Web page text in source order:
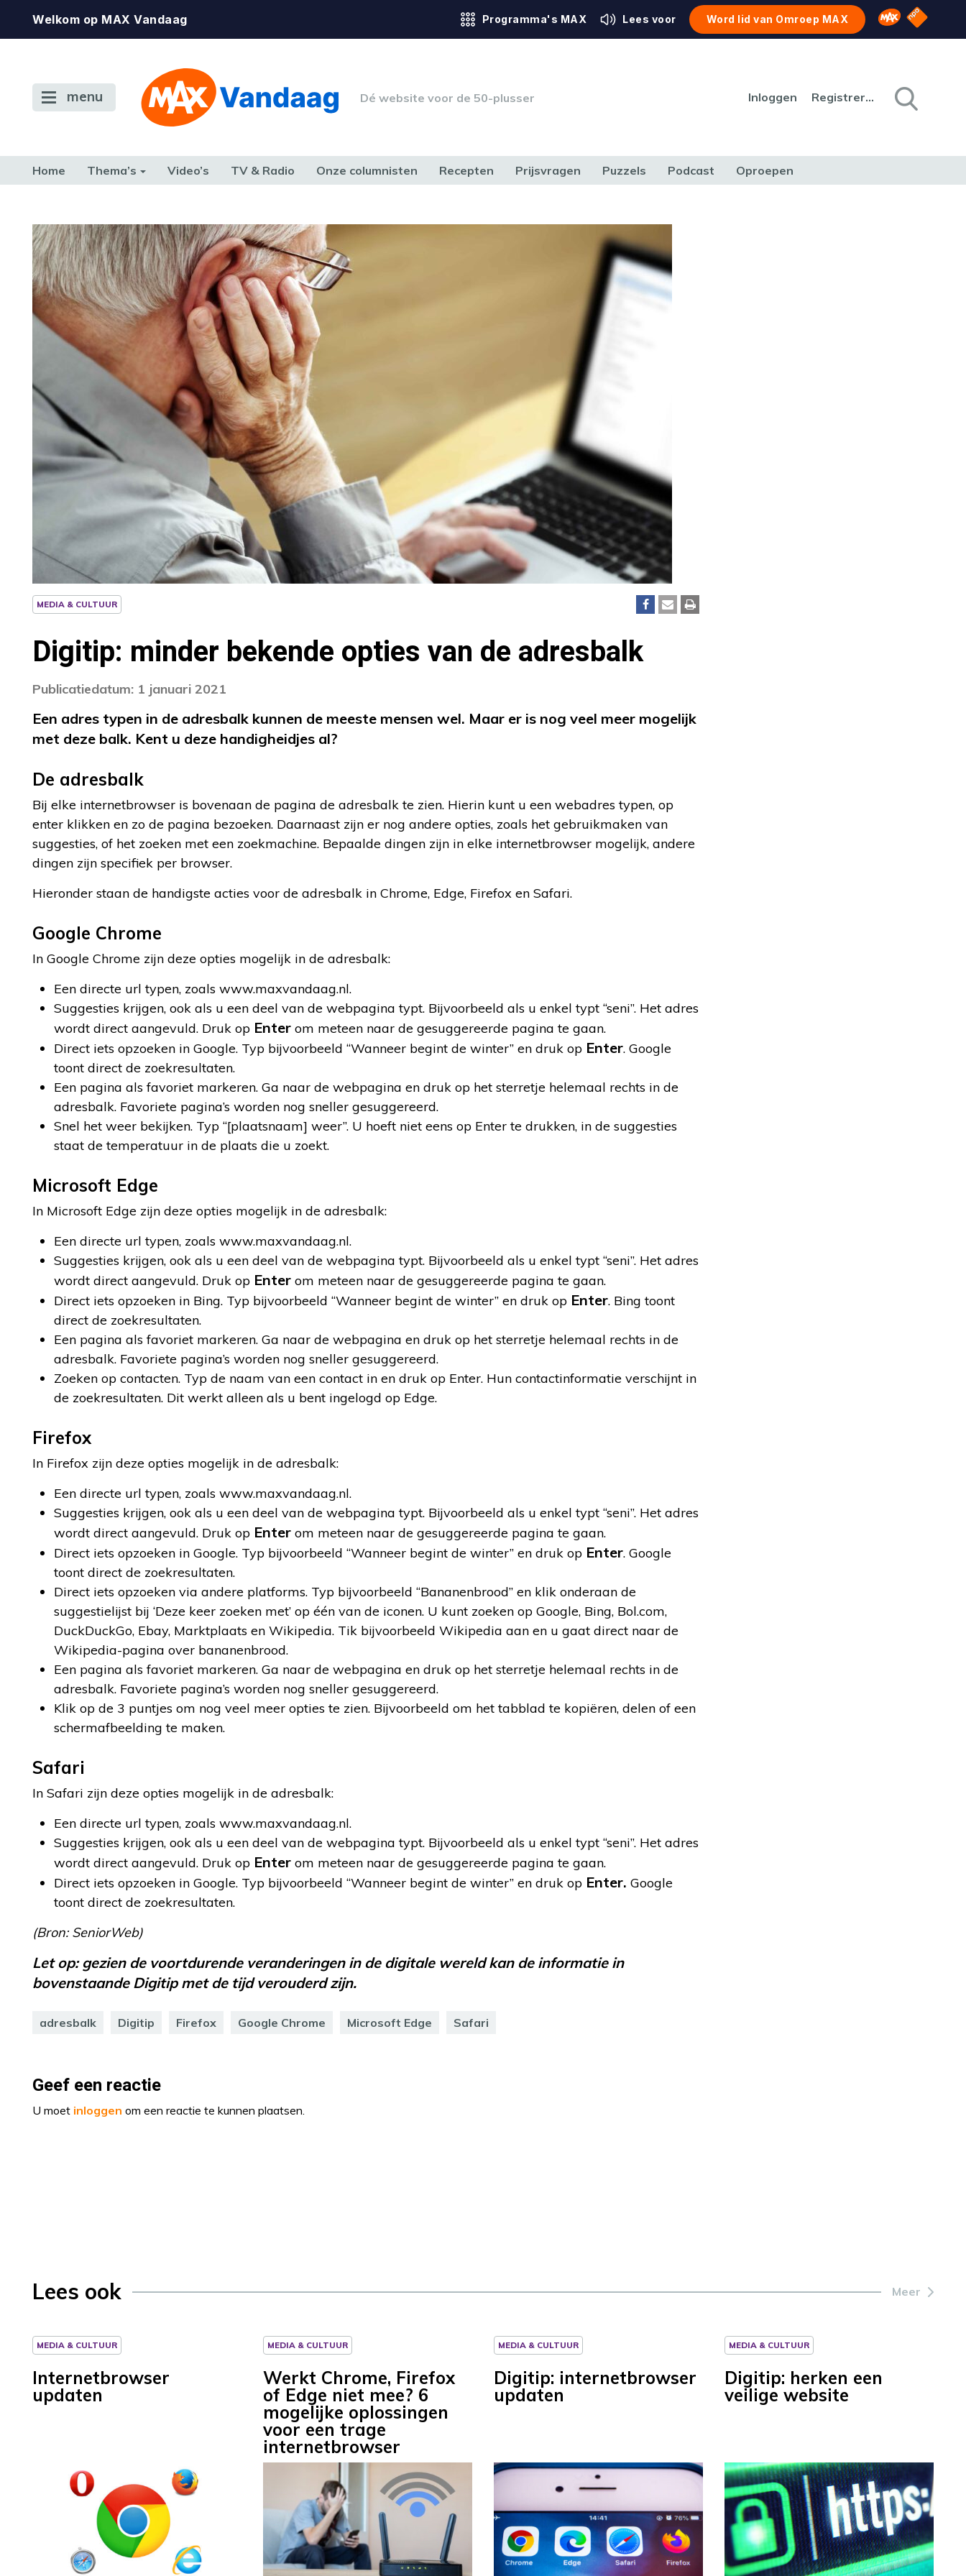
Welkom op MAX Vandaag Programma's MAX Lees voor Word lid van Omroep MAX Omroep MAX
NPO
menu Dé website voor de 50-plusser Inloggen Registreren
Home Thema’s Video’s TV & Radio Onze columnisten Recepten Prijsvragen Puzzels Podcast Oproepen
MEDIA & CULTUUR
Digitip: minder bekende opties van de adresbalk
Publicatiedatum: 1 januari 2021
Een adres typen in de adresbalk kunnen de meeste mensen wel. Maar er is nog veel meer mogelijk
met deze balk. Kent u deze handigheidjes al?
De adresbalk
Bij elke internetbrowser is bovenaan de pagina de adresbalk te zien. Hierin kunt u een webadres typen, op
enter klikken en zo de pagina bezoeken. Daarnaast zijn er nog andere opties, zoals het gebruikmaken van
suggesties, of het zoeken met een zoekmachine. Bepaalde dingen zijn in elke internetbrowser mogelijk, andere
dingen zijn specifiek per browser.
Hieronder staan de handigste acties voor de adresbalk in Chrome, Edge, Firefox en Safari.
Google Chrome
In Google Chrome zijn deze opties mogelijk in de adresbalk:
Een directe url typen, zoals www.maxvandaag.nl.
Suggesties krijgen, ook als u een deel van de webpagina typt. Bijvoorbeeld als u enkel typt “seni”. Het adres
wordt direct aangevuld. Druk op Enter om meteen naar de gesuggereerde pagina te gaan.
Direct iets opzoeken in Google. Typ bijvoorbeeld “Wanneer begint de winter” en druk op Enter. Google
toont direct de zoekresultaten.
Een pagina als favoriet markeren. Ga naar de webpagina en druk op het sterretje helemaal rechts in de
adresbalk. Favoriete pagina’s worden nog sneller gesuggereerd.
Snel het weer bekijken. Typ “[plaatsnaam] weer”. U hoeft niet eens op Enter te drukken, in de suggesties
staat de temperatuur in de plaats die u zoekt.
Microsoft Edge
In Microsoft Edge zijn deze opties mogelijk in de adresbalk:
Een directe url typen, zoals www.maxvandaag.nl.
Suggesties krijgen, ook als u een deel van de webpagina typt. Bijvoorbeeld als u enkel typt “seni”. Het adres
wordt direct aangevuld. Druk op Enter om meteen naar de gesuggereerde pagina te gaan.
Direct iets opzoeken in Bing. Typ bijvoorbeeld “Wanneer begint de winter” en druk op Enter. Bing toont
direct de zoekresultaten.
Een pagina als favoriet markeren. Ga naar de webpagina en druk op het sterretje helemaal rechts in de
adresbalk. Favoriete pagina’s worden nog sneller gesuggereerd.
Zoeken op contacten. Typ de naam van een contact in en druk op Enter. Hun contactinformatie verschijnt in
de zoekresultaten. Dit werkt alleen als u bent ingelogd op Edge.
Firefox
In Firefox zijn deze opties mogelijk in de adresbalk:
Een directe url typen, zoals www.maxvandaag.nl.
Suggesties krijgen, ook als u een deel van de webpagina typt. Bijvoorbeeld als u enkel typt “seni”. Het adres
wordt direct aangevuld. Druk op Enter om meteen naar de gesuggereerde pagina te gaan.
Direct iets opzoeken in Google. Typ bijvoorbeeld “Wanneer begint de winter” en druk op Enter. Google
toont direct de zoekresultaten.
Direct iets opzoeken via andere platforms. Typ bijvoorbeeld “Bananenbrood” en klik onderaan de
suggestielijst bij ‘Deze keer zoeken met’ op één van de iconen. U kunt zoeken op Google, Bing, Bol.com,
DuckDuckGo, Ebay, Marktplaats en Wikipedia. Tik bijvoorbeeld Wikipedia aan en u gaat direct naar de
Wikipedia-pagina over bananenbrood.
Een pagina als favoriet markeren. Ga naar de webpagina en druk op het sterretje helemaal rechts in de
adresbalk. Favoriete pagina’s worden nog sneller gesuggereerd.
Klik op de 3 puntjes om nog veel meer opties te zien. Bijvoorbeeld om het tabblad te kopiëren, delen of een
schermafbeelding te maken.
Safari
In Safari zijn deze opties mogelijk in de adresbalk:
Een directe url typen, zoals www.maxvandaag.nl.
Suggesties krijgen, ook als u een deel van de webpagina typt. Bijvoorbeeld als u enkel typt “seni”. Het adres
wordt direct aangevuld. Druk op Enter om meteen naar de gesuggereerde pagina te gaan.
Direct iets opzoeken in Google. Typ bijvoorbeeld “Wanneer begint de winter” en druk op Enter. Google
toont direct de zoekresultaten.
(Bron: SeniorWeb)
Let op: gezien de voortdurende veranderingen in de digitale wereld kan de informatie in
bovenstaande Digitip met de tijd verouderd zijn.
adresbalk Digitip Firefox Google Chrome Microsoft Edge Safari
Geef een reactie
U moet inloggen om een reactie te kunnen plaatsen.
Lees ook Meer
MEDIA & CULTUUR
Internetbrowser
updaten
MEDIA & CULTUUR
Werkt Chrome, Firefox
of Edge niet mee? 6
mogelijke oplossingen
voor een trage
internetbrowser
MEDIA & CULTUUR
Digitip: internetbrowser
updaten
MEDIA & CULTUUR
Digitip: herken een
veilige website